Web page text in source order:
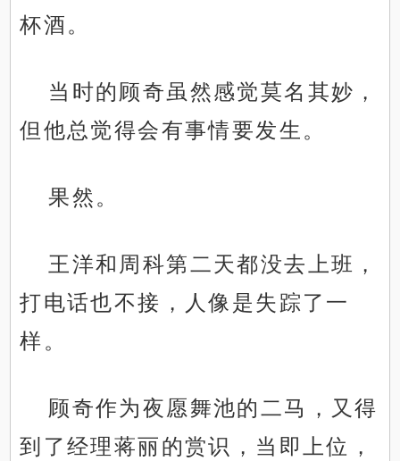
杯酒。
当时的顾奇虽然感觉莫名其妙，
但他总觉得会有事情要发生。
果然。
王洋和周科第二天都没去上班，
打电话也不接，人像是失踪了一
样。
顾奇作为夜愿舞池的二马，又得
到了经理蒋丽的赏识，当即上位，